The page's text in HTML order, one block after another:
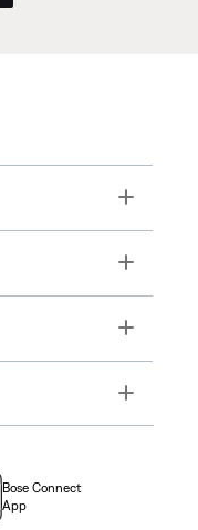
Toggle
Toggle
Toggle
Toggle
Bose Connect
App